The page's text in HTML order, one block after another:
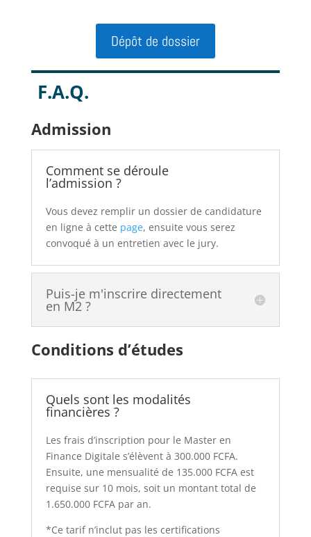
Dépôt de dossier
F.A.Q.
Admission
Comment se déroule
l’admission ?
Vous devez remplir un dossier de candidature
en ligne à cette page, ensuite vous serez
convoqué à un entretien avec le jury.
Puis-je m'inscrire directement
en M2 ?
Conditions d’études
Quels sont les modalités
financières ?
Les frais d’inscription pour le Master en
Finance Digitale s’élèvent à 300.000 FCFA.
Ensuite, une mensualité de 135.000 FCFA est
requise sur 10 mois, soit un montant total de
1.650.000 FCFA par an.
*Ce tarif n’inclut pas les certifications